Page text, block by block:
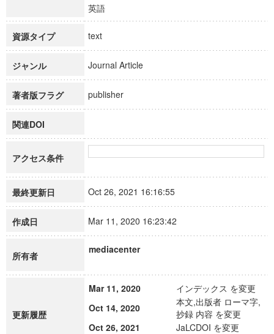
英語
資源タイプ text
ジャンル Journal Article
著者版フラグ publisher
関連DOI
アクセス条件
最終更新日 Oct 26, 2021 16:16:55
作成日 Mar 11, 2020 16:23:42
所有者
mediacenter
更新履歴
Mar 11, 2020
インデックス を変更
Oct 14, 2020
本文,出版者 ローマ字,
抄録 内容 を変更
Oct 26, 2021
JaLCDOI を変更